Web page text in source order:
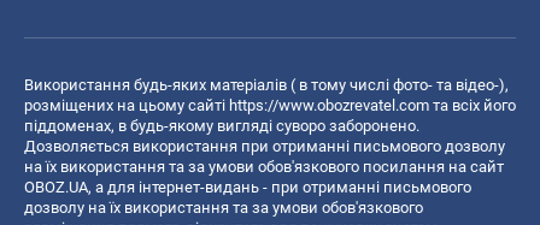
Використання будь-яких матеріалів ( в тому числі фото- та відео-),
розміщених на цьому сайті https://www.obozrevatel.com та всіх його
піддоменах, в будь-якому вигляді суворо заборонено.
Дозволяється використання при отриманні письмового дозволу
на їх використання та за умови обов'язкового посилання на сайт
OBOZ.UA, а для інтернет-видань - при отриманні письмового
дозволу на їх використання та за умови обов'язкового